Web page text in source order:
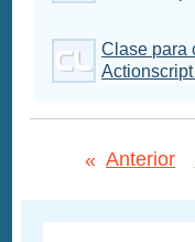
Clase para
« Anterior